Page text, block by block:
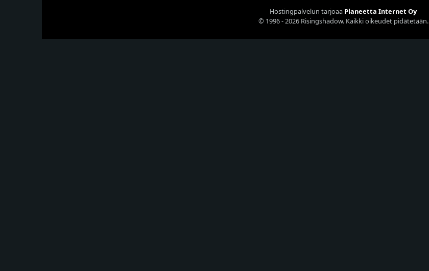
Hostingpalvelun tarjoaa Planeetta Internet Oy
© 1996 - 2026 Risingshadow. Kaikki oikeudet pidätetään.